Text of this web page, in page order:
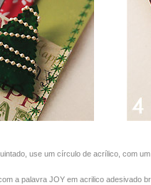
use um círculo de acrílico, com
a palavra JOY em acrilico adesivado